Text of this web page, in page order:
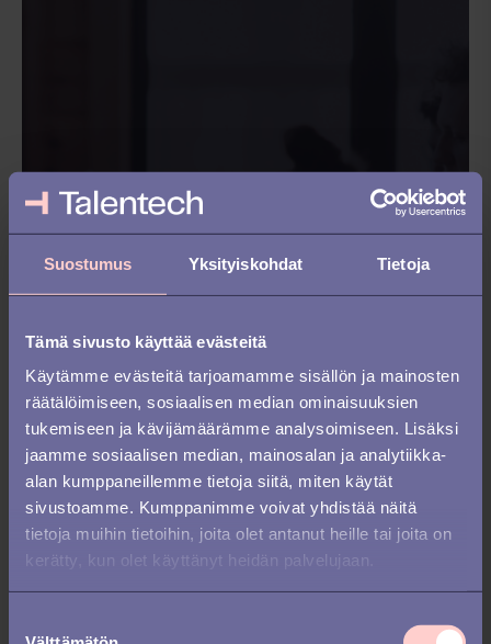
Suostumus Yksityiskohdat Tietoja
Tämä sivusto käyttää evästeitä
Käytämme evästeitä tarjoamamme sisällön ja mainosten
räätälöimiseen, sosiaalisen median ominaisuuksien
tukemiseen ja kävijämäärämme analysoimiseen. Lisäksi
jaamme sosiaalisen median, mainosalan ja analytiikka-
alan kumppaneillemme tietoja siitä, miten käytät
sivustoamme. Kumppanimme voivat yhdistää näitä
tietoja muihin tietoihin, joita olet antanut heille tai joita on
kerätty, kun olet käyttänyt heidän palvelujaan.
7 tilastoihin perustuvaa faktaa
investoimaan uuteen HR-järjestelmään
Oppaat & tarkistuslistat
Lue lisää